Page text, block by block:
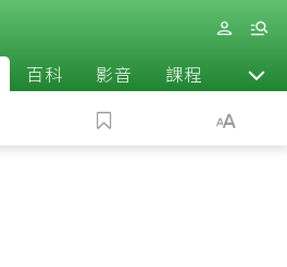
百科 影音 課程 退休